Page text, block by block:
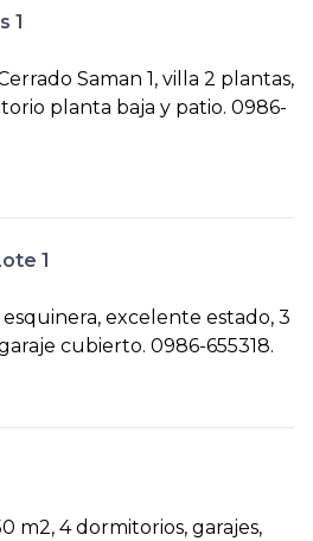
1
Saman 1, villa 2 plantas,
planta baja y patio. 0986-
1
excelente estado, 3
cubierto. 0986-655318.
m2, 4 dormitorios, garajes,